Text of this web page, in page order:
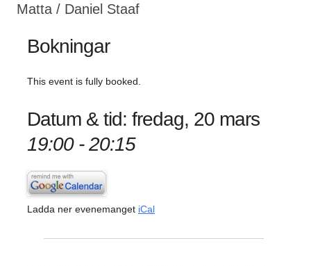
Matta / Daniel Staaf
Bokningar
This event is fully booked.
Datum & tid: fredag, 20 mars
19:00 - 20:15
Ladda ner evenemanget iCal